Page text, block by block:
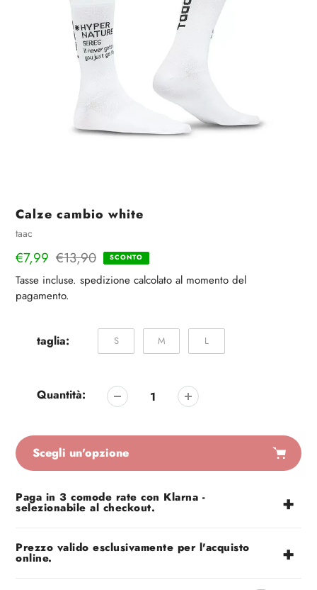
Calze cambio white
Venditrice
taac
Prezzo
di
vendita
€7,99
Prezzo
regolare
€13,90 SCONTO
Tasse incluse. spedizione calcolato al momento del
pagamento.
taglia: S M L
Quantità:
Scegli un'opzione
di
prodotto
tuo
carrello
Paga in 3 comode rate con Klarna -
selezionabile al checkout.
Prezzo valido esclusivamente per l'acquisto
online.